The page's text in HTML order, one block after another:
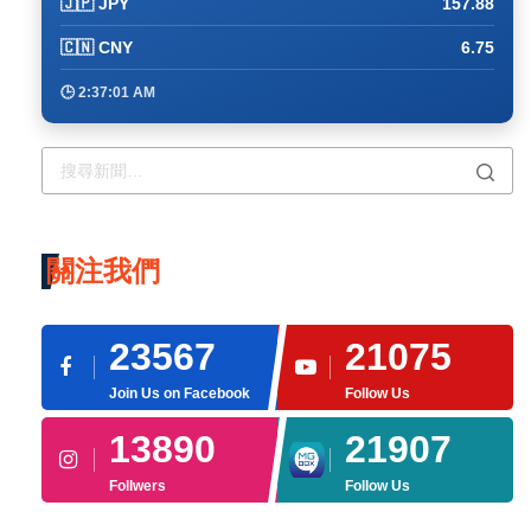
🇨🇳 CNY 6.75
🕒 2:37:11 AM
關注我們
23567
Join Us on Facebook
21075
Follow Us
13890
Follwers
21907
Follow Us